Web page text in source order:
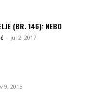
(BR. 146): NEBO
- jul 2, 2017
9, 2015